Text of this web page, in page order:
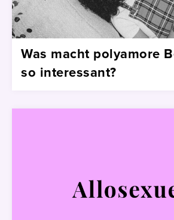
Was macht polyamore
so interessant?